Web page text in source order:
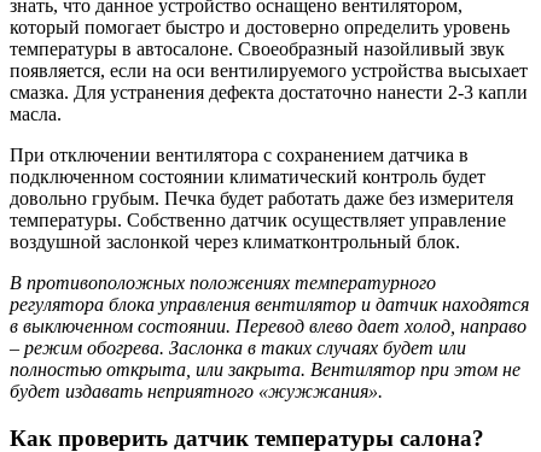
знать, что данное устройство оснащено вентилятором,
который помогает быстро и достоверно определить уровень
температуры в автосалоне. Своеобразный назойливый звук
появляется, если на оси вентилируемого устройства высыхает
смазка. Для устранения дефекта достаточно нанести 2-3 капли
масла.
При отключении вентилятора с сохранением датчика в
подключенном состоянии климатический контроль будет
довольно грубым. Печка будет работать даже без измерителя
температуры. Собственно датчик осуществляет управление
воздушной заслонкой через климатконтрольный блок.
В противоположных положениях температурного
регулятора блока управления вентилятор и датчик находятся
в выключенном состоянии. Перевод влево дает холод, направо
– режим обогрева. Заслонка в таких случаях будет или
полностью открыта, или закрыта. Вентилятор при этом не
будет издавать неприятного «жужжания».
Как проверить датчик температуры салона?